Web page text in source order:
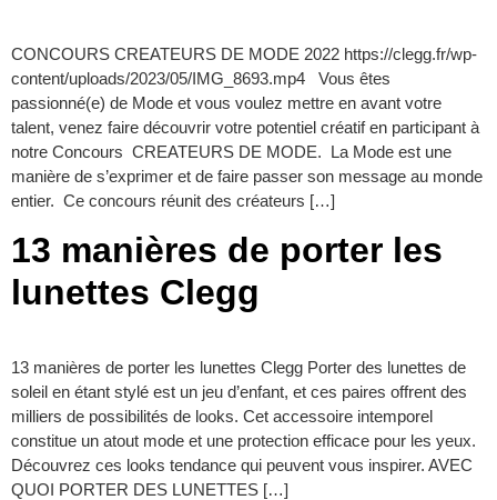
CONCOURS CREATEURS DE MODE 2022 https://clegg.fr/wp-
content/uploads/2023/05/IMG_8693.mp4 Vous êtes
passionné(e) de Mode et vous voulez mettre en avant votre
talent, venez faire découvrir votre potentiel créatif en participant à
notre Concours CREATEURS DE MODE. La Mode est une
manière de s’exprimer et de faire passer son message au monde
entier. Ce concours réunit des créateurs […]
13 manières de porter les
lunettes Clegg
13 manières de porter les lunettes Clegg Porter des lunettes de
soleil en étant stylé est un jeu d’enfant, et ces paires offrent des
milliers de possibilités de looks. Cet accessoire intemporel
constitue un atout mode et une protection efficace pour les yeux.
Découvrez ces looks tendance qui peuvent vous inspirer. AVEC
QUOI PORTER DES LUNETTES […]